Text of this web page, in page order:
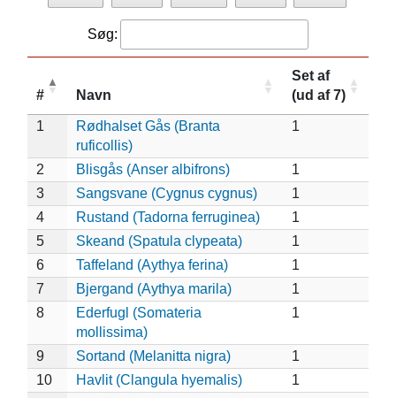
Søg:
# Navn
Set af
(ud af 7)
1
Rødhalset Gås (Branta
ruficollis)
1
2 Blisgås (Anser albifrons)
1
3
Sangsvane (Cygnus cygnus)
1
4
Rustand (Tadorna ferruginea)
1
5
Skeand (Spatula clypeata)
1
6
Taffeland (Aythya ferina)
1
7
Bjergand (Aythya marila)
1
8
Ederfugl (Somateria
mollissima)
1
9 Sortand (Melanitta nigra)
1
10
Havlit (Clangula hyemalis)
1